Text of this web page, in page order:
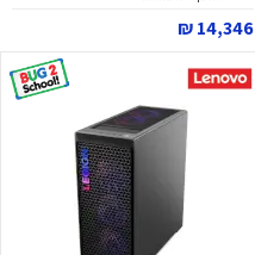
14,346 ₪